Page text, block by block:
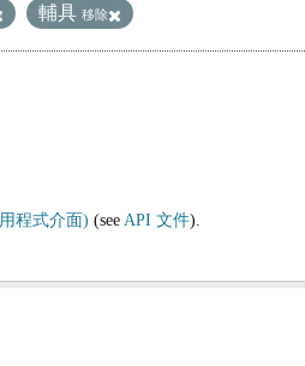
輔具 移除
程式介面) (see API 文件).